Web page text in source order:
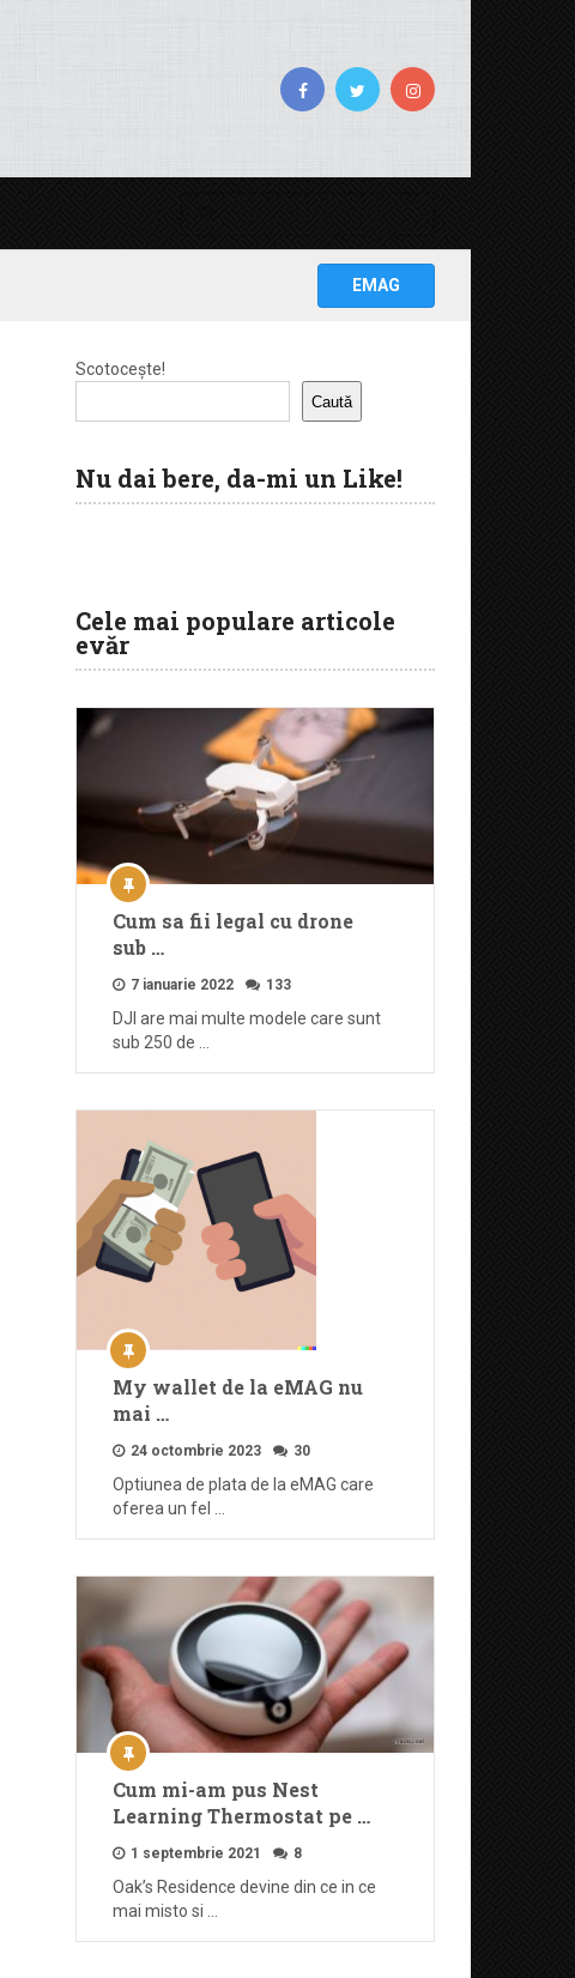
EMAG
Scotocește!
Caută
Nu dai bere, da-mi un Like!
Cele mai populare articole
evăr
Cum sa fii legal cu drone
sub …
7 ianuarie 2022 133
DJI are mai multe modele care sunt
sub 250 de …
My wallet de la eMAG nu
mai …
24 octombrie 2023 30
Optiunea de plata de la eMAG care
oferea un fel …
Cum mi-am pus Nest
Learning Thermostat pe …
1 septembrie 2021 8
Oak’s Residence devine din ce in ce
mai misto si …